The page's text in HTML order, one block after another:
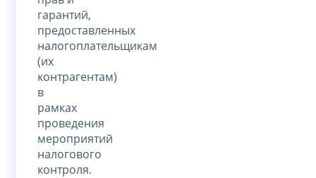
гарантий,
предоставленных
налогоплательщикам
(их
контрагентам)
в
рамках
проведения
мероприятий
налогового
контроля.